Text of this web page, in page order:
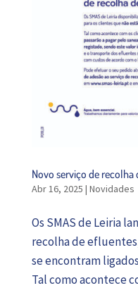
Novo serviço de recolha
Abr 16, 2025 | Novidades
Os SMAS de Leiria
recolha de
se encontram
Tal como acontece